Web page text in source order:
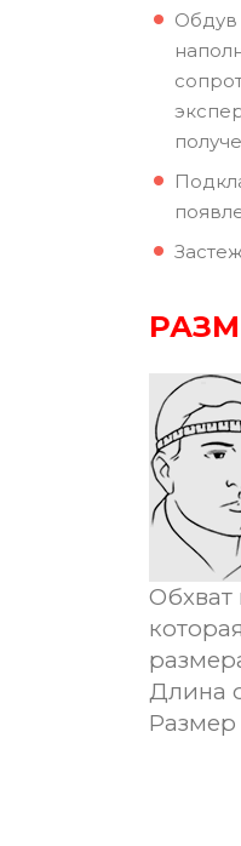
Обдув
Обхват
Длина